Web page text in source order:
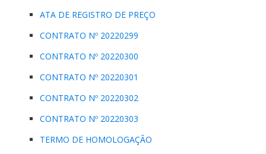
ATA DE REGISTRO DE PREÇO
CONTRATO Nº 20220299
CONTRATO Nº 20220300
CONTRATO Nº 20220301
CONTRATO Nº 20220302
CONTRATO Nº 20220303
TERMO DE HOMOLOGAÇÃO